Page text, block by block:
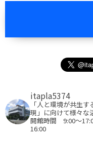
itapla5374
「人と環境が共生
現」に向けて様々な
開館時間 9:00～
16:00